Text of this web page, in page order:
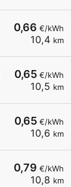
0,66 €/kWh
10,4 km
0,65 €/kWh
10,5 km
0,65 €/kWh
10,6 km
0,79 €/kWh
10,8 km